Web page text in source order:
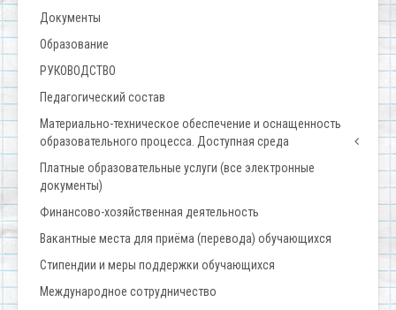
Документы
Образование
РУКОВОДСТВО
Педагогический состав
Материально-техническое обеспечение и оснащенность
образовательного процесса. Доступная среда
Платные образовательные услуги (все электронные
документы)
Финансово-хозяйственная деятельность
Вакантные места для приёма (перевода) обучающихся
Стипендии и меры поддержки обучающихся
Международное сотрудничество